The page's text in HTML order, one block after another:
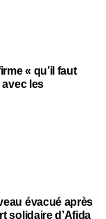
« qu’il faut
les
évacué après
solidaire d’Afida